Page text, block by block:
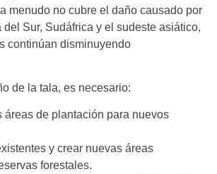
menudo no cubre el daño causado por
del Sur, Sudáfrica y el sudeste asiático,
continúan disminuyendo
de la tala, es necesario:
áreas de plantación para nuevos
y crear nuevas áreas
forestales.